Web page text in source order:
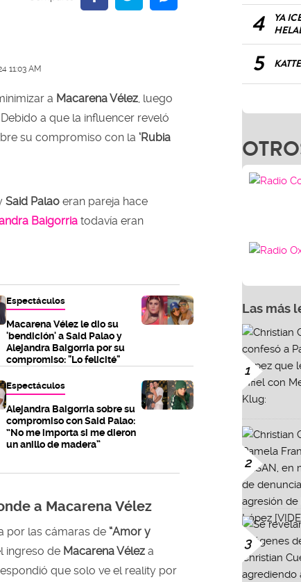
11:03 AM
a Macarena Vélez , luego
Debido a que la influencer reveló
su compromiso con la ‘Rubia
Said Palao eran pareja hace
Baigorria todavía eran
Espectáculos
Macarena Vélez le dio su
'bendición' a Said Palao y
Alejandra Baigorria por su
compromiso: "Lo felicité"
Espectáculos
Alejandra Baigorria sobre su
compromiso con Said Palao:
“No me importa si me dieron
un anillo de madera”
a Macarena Vélez
por las cámaras de “Amor y
ingreso de Macarena Vélez a
que solo ve el reality por
4
YA
5
Las más
1
2
3